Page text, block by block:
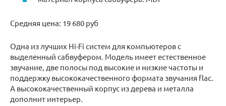
Средняя цена: 19 680 руб
Одна из лучших Hi-Fi систем для компьютеров с
выделенный сабвуфером. Модель имеет естественное
звучание, две полосы под высокие и низкие частоты и
поддержку высококачественного формата звучания flac.
А высококачественный корпус из дерева и металла
дополнит интерьер.